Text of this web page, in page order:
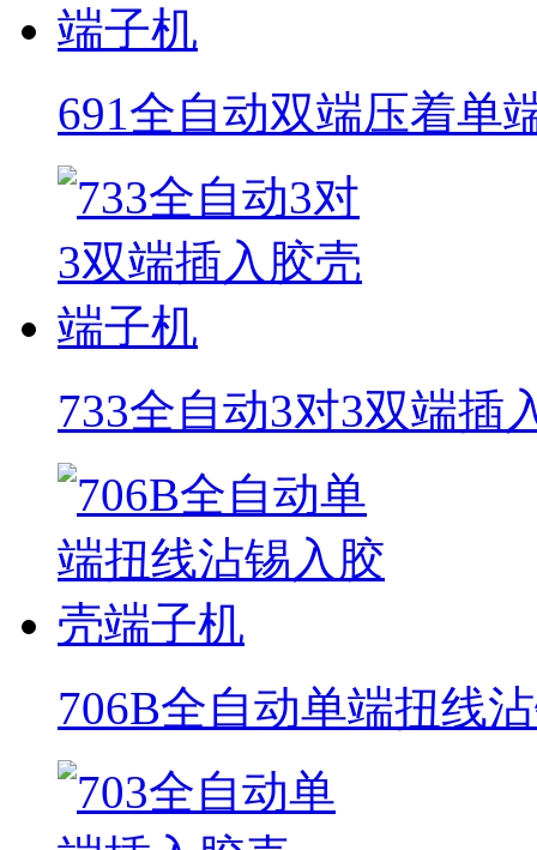
691全自动双端压着单
733全自动3对3双端插
706B全自动单端扭线